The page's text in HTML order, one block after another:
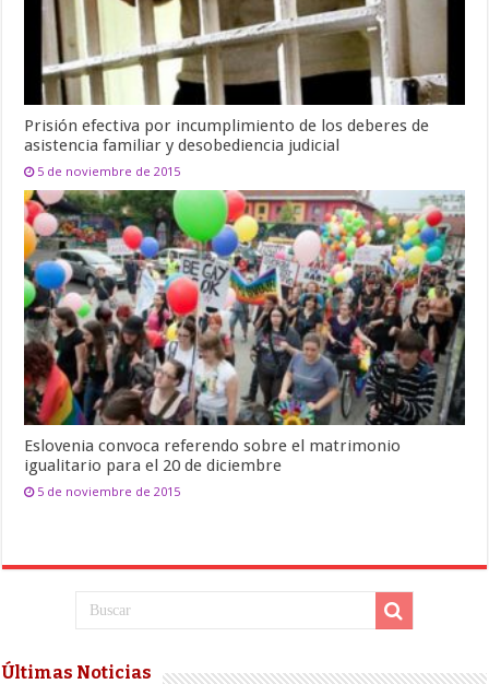
Prisión efectiva por incumplimiento de los deberes de
asistencia familiar y desobediencia judicial
5 de noviembre de 2015
Eslovenia convoca referendo sobre el matrimonio
igualitario para el 20 de diciembre
5 de noviembre de 2015
Últimas Noticias